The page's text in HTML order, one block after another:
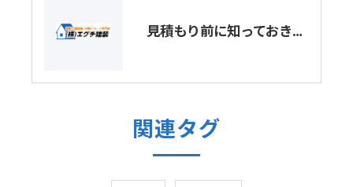
見積もり前に知っておきたい屋根塗装の施工流れとは？
関連タグ